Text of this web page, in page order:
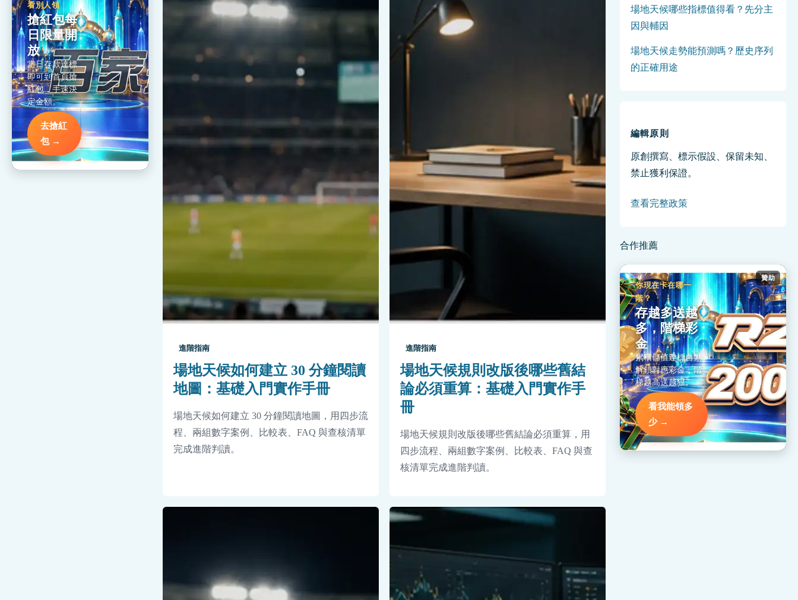
看別人領
搶紅包每
日限量開
放
當日存款達標
即可到首頁搶
紅包，手速決
定金額。
去搶紅
包 →
進階指南
場地天候如何建立 30 分鐘閱讀
地圖：基礎入門實作手冊
場地天候如何建立 30 分鐘閱讀地圖，用四步流
程、兩組數字案例、比較表、FAQ 與查核清單
完成進階判讀。
進階指南
場地天候規則改版後哪些舊結
論必須重算：基礎入門實作手
冊
場地天候規則改版後哪些舊結論必須重算，用
四步流程、兩組數字案例、比較表、FAQ 與查
核清單完成進階判讀。
場地天候哪些指標值得看？先分主
因與輔因
場地天候走勢能預測嗎？歷史序列
的正確用途
編輯原則
原創撰寫、標示假設、保留未知、
禁止獲利保證。
查看完整政策
合作推薦
贊助
你現在卡在哪一
階？
存越多送越
多，階梯彩
金
累積儲值達標自動
解鎖對應彩金，階
梯越高送越狠。
看我能領多
少 →